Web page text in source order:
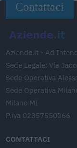
Contattaci
Aziende.it - Ad
Sede Legale: Via
Sede Operativa
Sede Operativa
Milano MI
P.iva 02357550066
CONTATTACI